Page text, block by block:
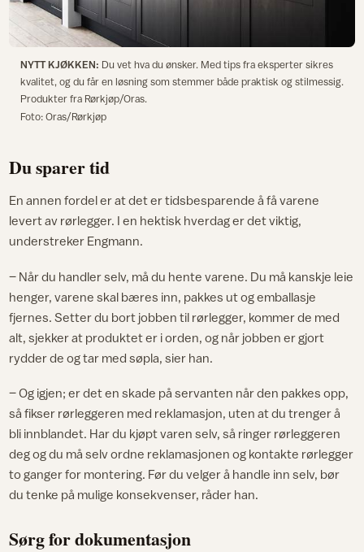
NYTT KJØKKEN: Du vet hva du ønsker. Med tips fra eksperter sikres
kvalitet, og du får en løsning som stemmer både praktisk og stilmessig.
Produkter fra Rørkjøp/Oras.
Foto: Oras/Rørkjøp
Du sparer tid
En annen fordel er at det er tidsbesparende å få varene
levert av rørlegger. I en hektisk hverdag er det viktig,
understreker Engmann.
– Når du handler selv, må du hente varene. Du må kanskje leie
henger, varene skal bæres inn, pakkes ut og emballasje
fjernes. Setter du bort jobben til rørlegger, kommer de med
alt, sjekker at produktet er i orden, og når jobben er gjort
rydder de og tar med søpla, sier han.
– Og igjen; er det en skade på servanten når den pakkes opp,
så fikser rørleggeren med reklamasjon, uten at du trenger å
bli innblandet. Har du kjøpt varen selv, så ringer rørleggeren
deg og du må selv ordne reklamasjonen og kontakte rørlegger
to ganger for montering. Før du velger å handle inn selv, bør
du tenke på mulige konsekvenser, råder han.
Sørg for dokumentasjon